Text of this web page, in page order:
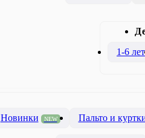
1-6 лет
Новинки NEW Пальто и